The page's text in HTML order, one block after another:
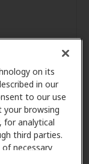
on its
in our
to our use
browsing
for analytical
third parties.
necessary